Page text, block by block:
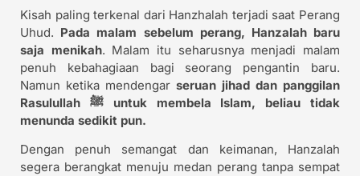
Kisah paling terkenal dari Hanzhalah terjadi saat Perang
Uhud. Pada malam sebelum perang, Hanzalah baru
saja menikah. Malam itu seharusnya menjadi malam
penuh kebahagiaan bagi seorang pengantin baru.
Namun ketika mendengar seruan jihad dan panggilan
Rasulullah ﷺ untuk membela Islam, beliau tidak
menunda sedikit pun.
Dengan penuh semangat dan keimanan, Hanzalah
segera berangkat menuju medan perang tanpa sempat